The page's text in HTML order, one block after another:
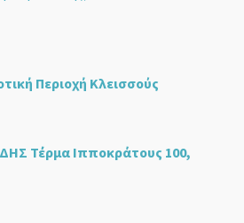
Περιοχή Κλεισσούς
Τέρμα Ιπποκράτους 100,